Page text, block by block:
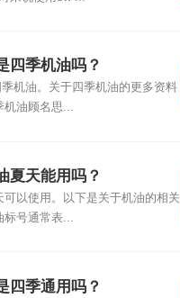
四季机油吗？
机油。关于四季机油的更多资料
机油顾名思...
夏天能用吗？
可以使用。以下是关于机油的相关
标号通常表...
四季通用吗？